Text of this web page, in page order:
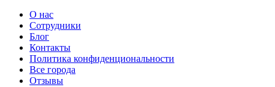
О нас
Сотрудники
Блог
Контакты
Политика конфиденциональности
Все города
Отзывы